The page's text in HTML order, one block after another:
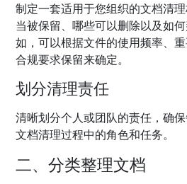
制定一套适用于您组织的文档清
当被保留、哪些可以删除以及如
如，可以根据文件的使用频率、
合规要求保留来确定。
划分清理责任
清晰划分个人或团队的责任，确
文档清理过程中的角色和任务。
二、分类整理文档